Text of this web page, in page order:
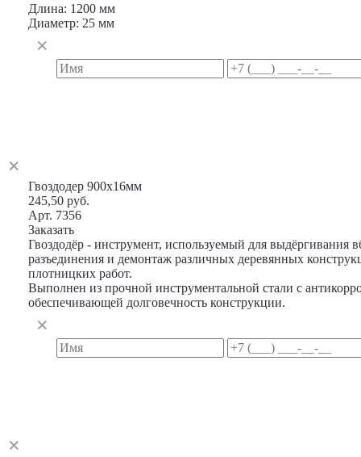
Длина: 1200 мм
Диаметр: 25 мм
Гвоздодер 900х16мм
245,50 руб.
Арт. 7356
Заказать
Гвоздодёр - инструмент, используемый для выдёргивания
разъединения и демонтаж различных деревянных
плотницких работ.
Выполнен из прочной инструментальной стали с
обеспечивающей долговечность конструкции.